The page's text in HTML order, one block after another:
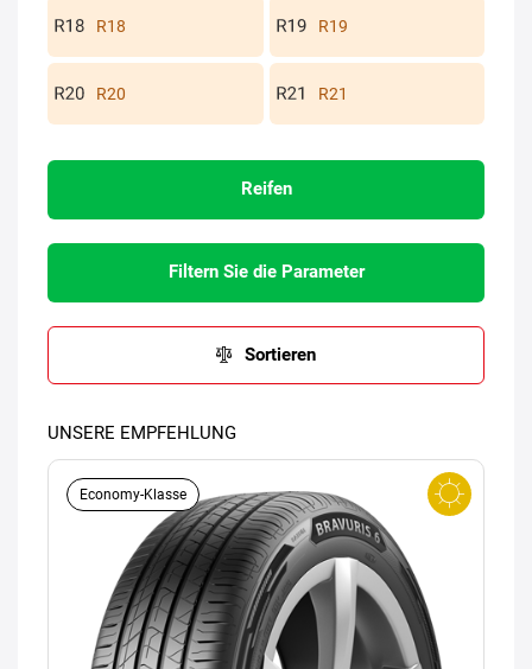
R18 R19
R20 R21
Reifen
Filtern Sie die Parameter
Sortieren
UNSERE EMPFEHLUNG
Economy-Klasse